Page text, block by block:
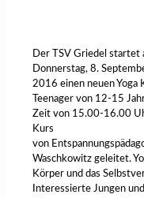
Der TSV Griedel startet
Donnerstag, 8.
2016 einen neuen Yoga
Teenager von 12-15
Zeit von 15.00-16.00
Kurs
von
Waschkowitz geleitet.
Körper und das
Interessierte Jungen